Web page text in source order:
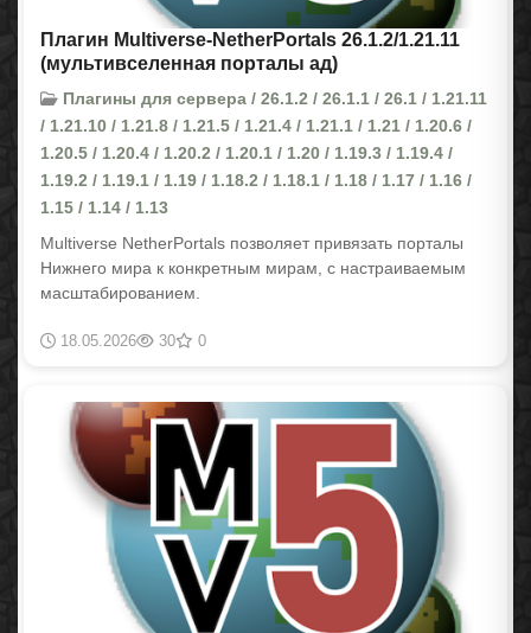
Плагин Multiverse-NetherPortals 26.1.2/1.21.11
(мультивселенная порталы ад)
Плагины для сервера / 26.1.2 / 26.1.1 / 26.1 / 1.21.11
/ 1.21.10 / 1.21.8 / 1.21.5 / 1.21.4 / 1.21.1 / 1.21 / 1.20.6 /
1.20.5 / 1.20.4 / 1.20.2 / 1.20.1 / 1.20 / 1.19.3 / 1.19.4 /
1.19.2 / 1.19.1 / 1.19 / 1.18.2 / 1.18.1 / 1.18 / 1.17 / 1.16 /
1.15 / 1.14 / 1.13
Multiverse NetherPortals позволяет привязать порталы
Нижнего мира к конкретным мирам, с настраиваемым
масштабированием.
18.05.2026 30 0